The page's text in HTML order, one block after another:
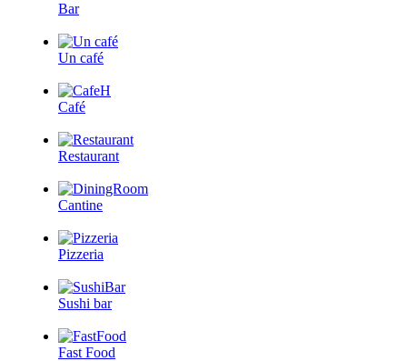
Bar
Un café
Café
Restaurant
Cantine
Pizzeria
Sushi bar
Fast Food